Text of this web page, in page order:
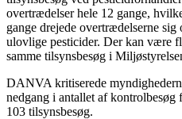
overtrædelser hele 12 gange,
gange drejede overtrædelserne
ulovlige pesticider. Der kan være
samme tilsynsbesøg i
DANVA kritiserede
nedgang i antallet af
103 tilsynsbesøg.